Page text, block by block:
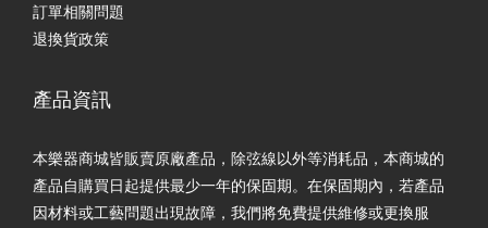
訂單相關問題
退換貨政策
產品資訊
本樂器商城皆販賣原廠產品，除弦線以外等消耗品，本商城的
產品自購買日起提供最少一年的保固期。在保固期內，若產品
因材料或工藝問題出現故障，我們將免費提供維修或更換服